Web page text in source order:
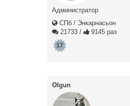
Администратор
СПб / Энкарнасьон
21733 / 9145 раз
17
Olgun